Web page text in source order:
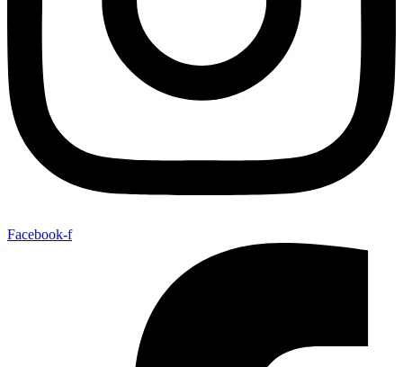
Facebook-f